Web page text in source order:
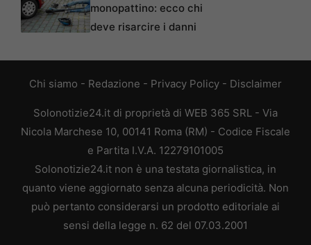
monopattino: ecco chi
deve risarcire i danni
Chi siamo - Redazione - Privacy Policy - Disclaimer
Solonotizie24.it di proprietà di WEB 365 SRL - Via
Nicola Marchese 10, 00141 Roma (RM) - Codice Fiscale
e Partita I.V.A. 12279101005
Solonotizie24.it non è una testata giornalistica, in
quanto viene aggiornato senza alcuna periodicità. Non
può pertanto considerarsi un prodotto editoriale ai
sensi della legge n. 62 del 07.03.2001